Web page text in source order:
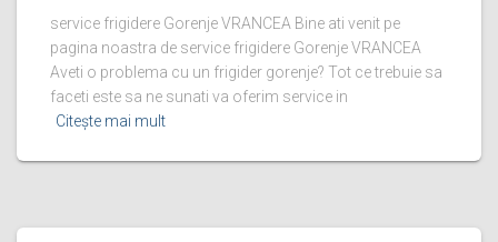
service frigidere Gorenje VRANCEA Bine ati venit pe
pagina noastra de service frigidere Gorenje VRANCEA
Aveti o problema cu un frigider gorenje? Tot ce trebuie sa
faceti este sa ne sunati va oferim service in
Citește mai mult